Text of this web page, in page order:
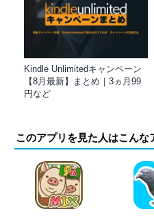
Kindle Unlimitedキャンペーン
【8月最新】まとめ｜3ヵ月99
円など
このアプリを見た人はこんな